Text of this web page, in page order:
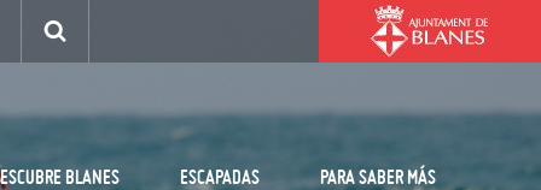
BLANES ESCAPADAS PARA SABER MÁS